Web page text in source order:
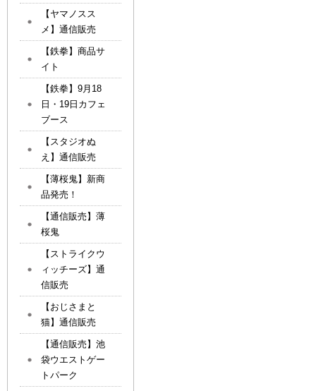
【ヤマノスス
メ】通信販売
【鉄拳】商品サ
イト
【鉄拳】9月18
日・19日カフェ
ブース
【スタジオぬ
え】通信販売
【薄桜鬼】新商
品発売！
【通信販売】薄
桜鬼
【ストライクウ
ィッチーズ】通
信販売
【おじさまと
猫】通信販売
【通信販売】池
袋ウエストゲー
トパーク